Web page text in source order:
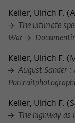
Keller, Ulrich F. (
The ultimate
War
Keller, Ulrich F. (
August Sander :
Keller, Ulrich F. (
The highway